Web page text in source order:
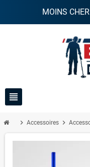
MOINS
view_headline
chevron_right Accessoires chevron_right